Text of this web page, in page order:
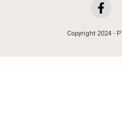
Copyright 2024 -